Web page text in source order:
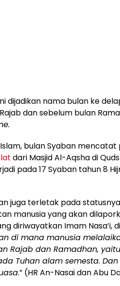
dijadikan nama bulan ke
dan sebelum bulan
bulan Syaban
dari Masjid Al-Aqsha di
pada 17 Syaban tahun 8
juga terletak pada
manusia yang akan
diriwayatkan Imam Nasa’i,
di mana manusia
Rajab dan Ramadhan,
Tuhan alam semesta.
.” (HR An-Nasai dan Abu